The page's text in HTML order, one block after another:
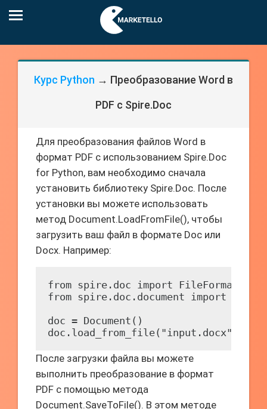
Курс Python → Преобразование Word в
PDF с Spire.Doc
Для преобразования файлов Word в
формат PDF с использованием Spire.Doc
for Python, вам необходимо сначала
установить библиотеку Spire.Doc. После
установки вы можете использовать
метод Document.LoadFromFile(), чтобы
загрузить ваш файл в формате Doc или
Docx. Например:
from spire.doc import FileFormat
from spire.doc.document import
doc = Document()
doc.load_from_file("input.docx",
После загрузки файла вы можете
выполнить преобразование в формат
PDF с помощью метода
Document.SaveToFile(). В этом методе